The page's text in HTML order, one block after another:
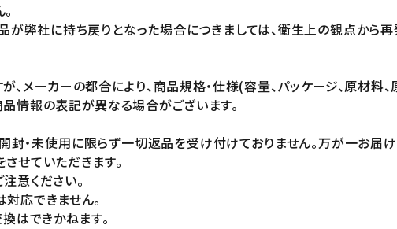
が弊社に持ち戻りとなった場合につきましては、衛生上の観点から再
、メーカーの都合により、商品規格・仕様(容量、パッケージ、原材料
情報の表記が異なる場合がございます。
封・未使用に限らず一切返品を受け付けておりません。万が一お
せていただきます。
意ください。
応できません。
はできかねます。